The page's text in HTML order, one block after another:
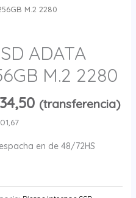
M.2 2280
ADATA
M.2 2280
(transferencia)
en de 48/72HS